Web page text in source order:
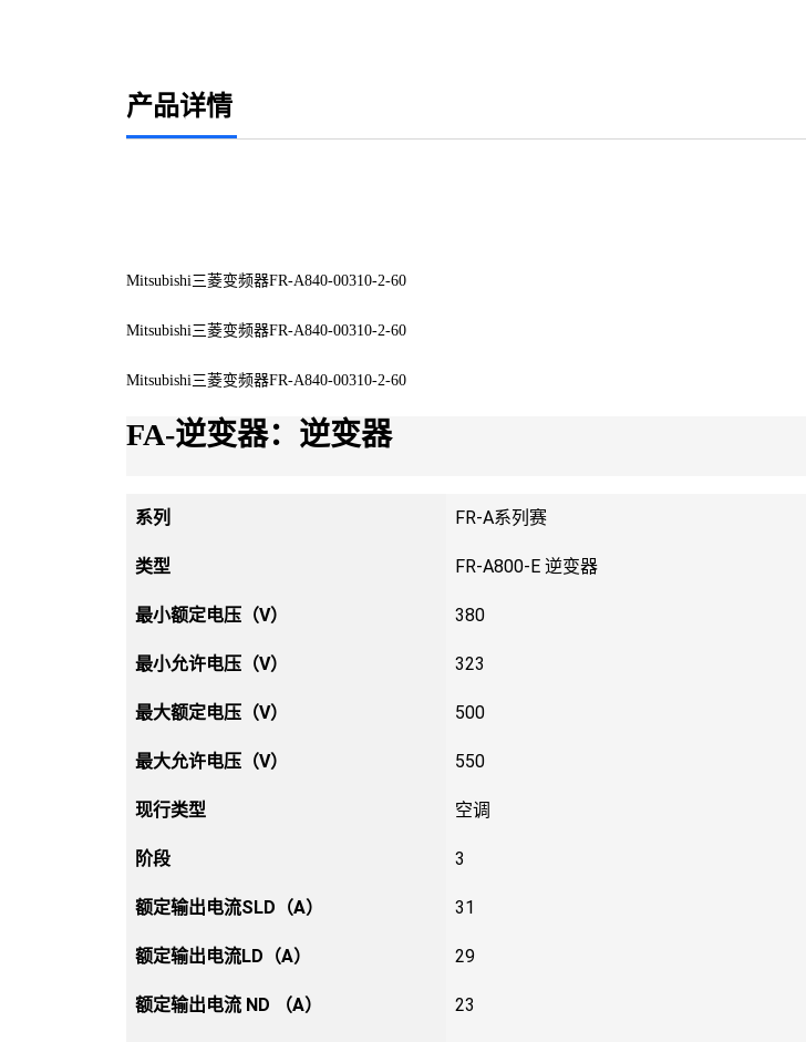
产品详情
Mitsubishi三菱变频器FR-A840-00310-2-60
Mitsubishi三菱变频器FR-A840-00310-2-60
Mitsubishi三菱变频器FR-A840-00310-2-60
FA-逆变器：逆变器
系列 FR-A系列赛
类型 FR-A800-E 逆变器
最小额定电压（V） 380
最小允许电压（V） 323
最大额定电压（V） 500
最大允许电压（V） 550
现行类型 空调
阶段 3
额定输出电流SLD（A） 31
额定输出电流LD（A） 29
额定输出电流 ND （A） 23